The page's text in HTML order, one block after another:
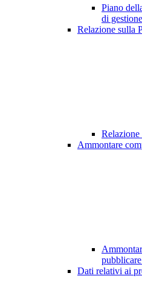
Piano
di gestione
Relazione sulla
Relazione
Ammontare
Dati relativi ai